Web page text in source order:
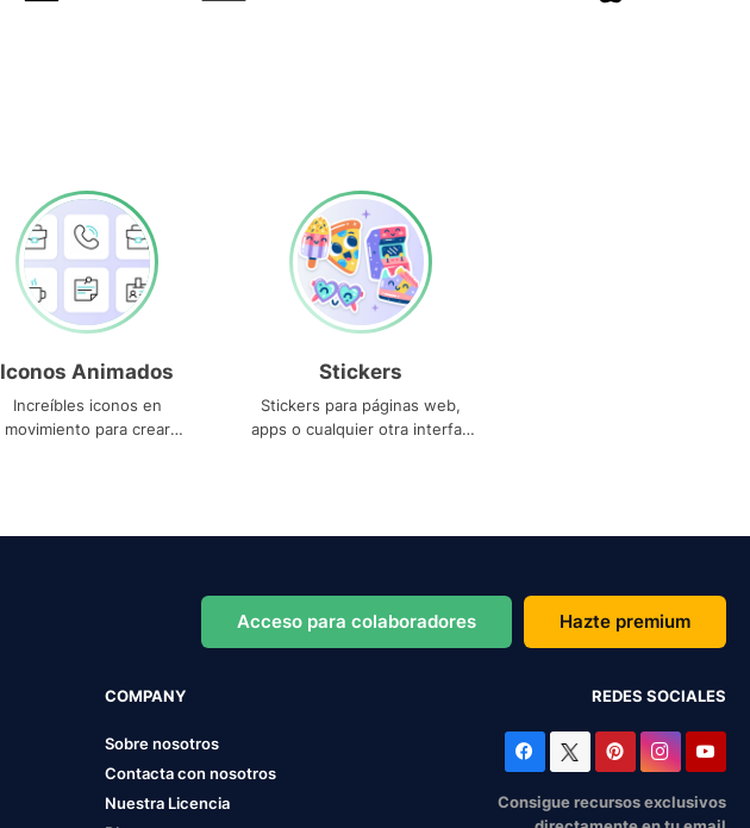
Iconos Animados
Increíbles iconos en
movimiento para crear
Stickers
Stickers para páginas web,
apps o cualquier otra interfaz
Acceso para colaboradores Hazte premium
COMPANY
Sobre nosotros
Contacta con nosotros
Nuestra Licencia
REDES SOCIALES
Consigue recursos exclusivos